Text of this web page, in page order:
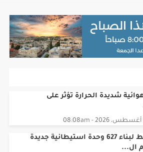
شديدة الحرارة تؤثر على
مخطط لبناء 627 وحدة استيطانية جديدة
ال...